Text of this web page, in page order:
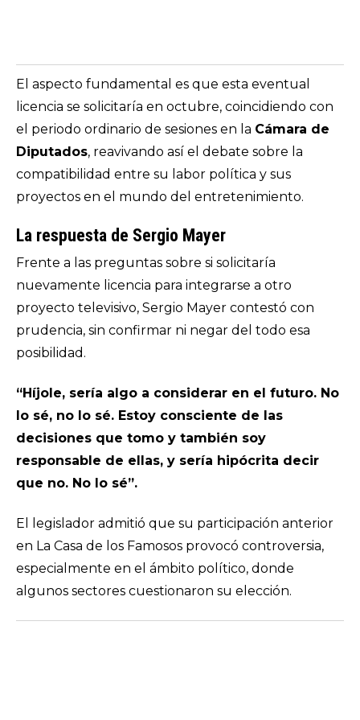
El aspecto fundamental es que esta eventual
licencia se solicitaría en octubre, coincidiendo con
el periodo ordinario de sesiones en la Cámara de
Diputados, reavivando así el debate sobre la
compatibilidad entre su labor política y sus
proyectos en el mundo del entretenimiento.
La respuesta de Sergio Mayer
Frente a las preguntas sobre si solicitaría
nuevamente licencia para integrarse a otro
proyecto televisivo, Sergio Mayer contestó con
prudencia, sin confirmar ni negar del todo esa
posibilidad.
“Híjole, sería algo a considerar en el futuro. No
lo sé, no lo sé. Estoy consciente de las
decisiones que tomo y también soy
responsable de ellas, y sería hipócrita decir
que no. No lo sé”.
El legislador admitió que su participación anterior
en La Casa de los Famosos provocó controversia,
especialmente en el ámbito político, donde
algunos sectores cuestionaron su elección.